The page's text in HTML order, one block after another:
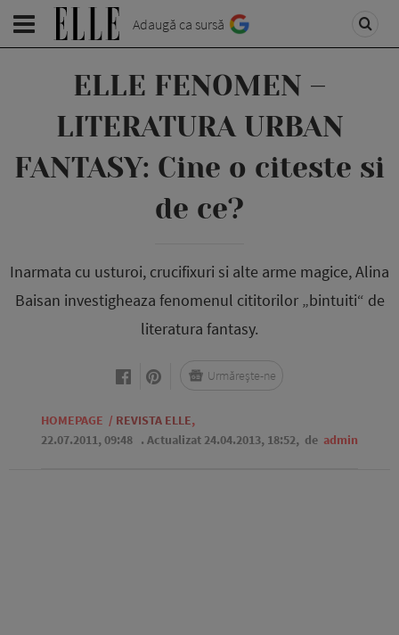
Adaugă ca sursă
ELLE FENOMEN –
LITERATURA URBAN
FANTASY: Cine o citeste si
de ce?
Inarmata cu ustu­roi, crucifixuri si alte arme magice, Alina
Baisan investi­gheaza fe­no­menul citi­torilor „bintuiti“ de
literatura fantasy.
HOMEPAGE / REVISTA ELLE,
22.07.2011, 09:48 . Actualizat 24.04.2013, 18:52, de admin
Urmărește-ne